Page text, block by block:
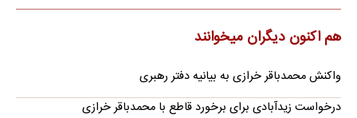
هم اکنون دیگران میخوانند
واکنش محمدباقر خرازی به بیانیه دفتر رهبری
درخواست زیدآبادی برای برخورد قاطع با محمدباقر خرازی